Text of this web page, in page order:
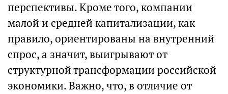
перспективы. Кроме того, компании
малой и средней капитализации, как
правило, ориентированы на внутренний
спрос, а значит, выигрывают от
структурной трансформации российской
экономики. Важно, что, в отличие от